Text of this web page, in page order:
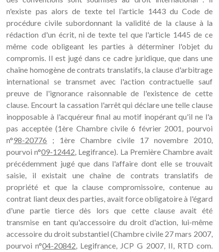
n'existe pas alors de texte tel l'article 1443 du Code de
procédure civile subordonnant la validité de la clause à la
rédaction d'un écrit, ni de texte tel que l'article 1445 de ce
même code obligeant les parties à déterminer l'objet du
compromis. Il est jugé dans ce cadre juridique, que dans une
chaîne homogène de contrats translatifs, la clause d'arbitrage
international se transmet avec l'action contractuelle sauf
preuve de l'ignorance raisonnable de l'existence de cette
clause. Encourt la cassation l'arrêt qui déclare une telle clause
inopposable à l'acquéreur final au motif inopérant qu'il ne l'a
pas acceptée (1ère Chambre civile 6 février 2001, pourvoi
n°98-20776 ; 1ère Chambre civile 17 novembre 2010,
pourvoi n°09-12442, Legifrance). La Première Chambre avait
précédemment jugé que dans l'affaire dont elle se trouvait
saisie, il existait une chaîne de contrats translatifs de
propriété et que la clause compromissoire, contenue au
contrat liant deux des parties, avait force obligatoire à l'égard
d'une partie tierce dès lors que cette clause avait été
transmise en tant qu'accessoire du droit d'action, lui-même
accessoire du droit substantiel (Chambre civile 27 mars 2007,
pourvoi n°04-20842, Legifrance, JCP G 2007, II, RTD com.